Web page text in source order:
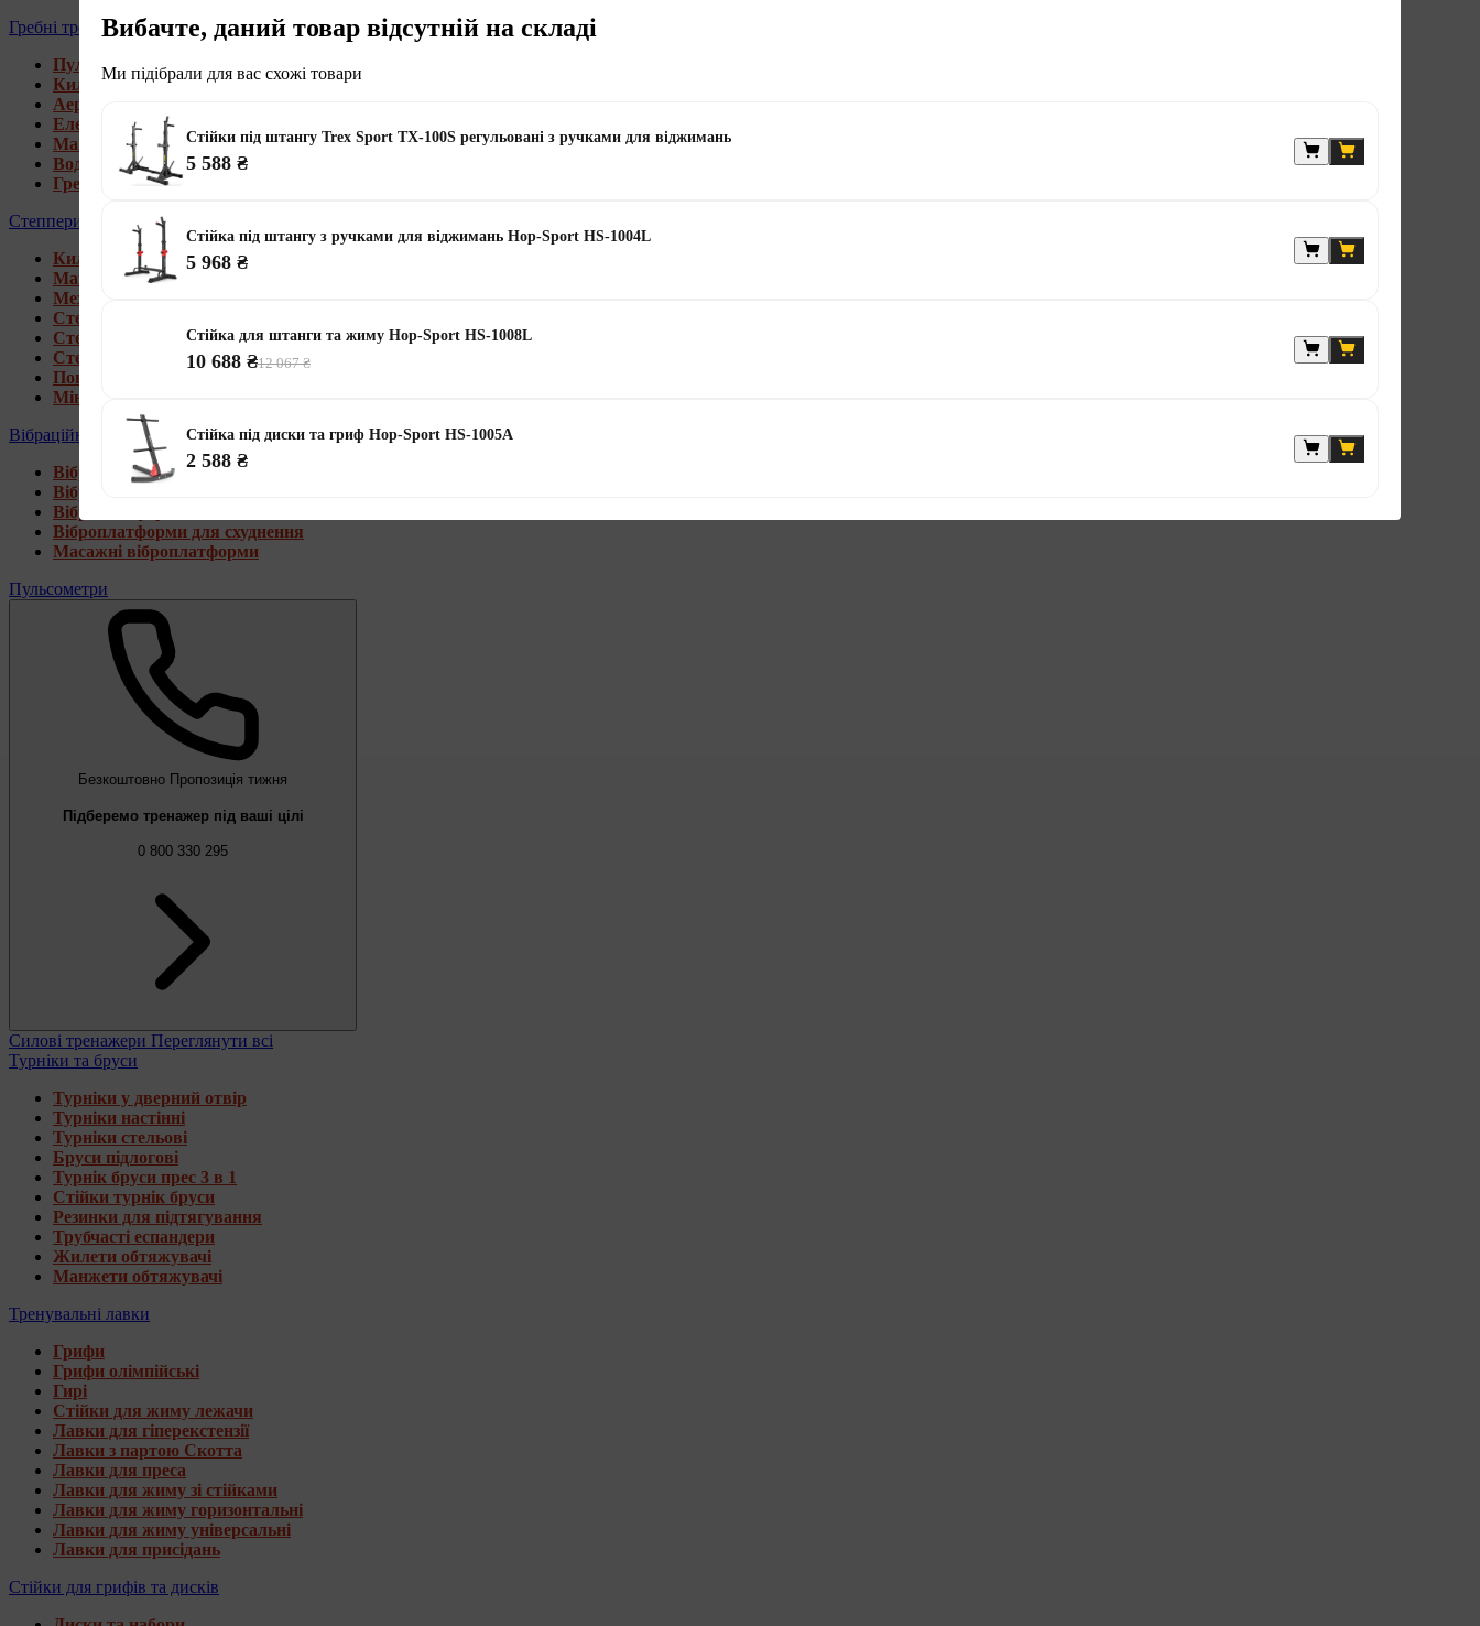
Гребні тренажери
Пульсометри
Килимки під тренажери
Аеромагнітні гребні тренажери
Електромагнітні гребні тренажери
Магнітні гребні тренажери
Водні гребні тренажери
Гребні тренажери для дому
Степпери
Килимки під тренажери
Магнітні степпери
Механічні степпери
Степпери зі стійкою
Степпери з еспандерами
Степпери з рукоятками
Поворотні степпери
Міні степпери
Вібраційні платформи
Віброплатформи для дому
Віброплатформи 4D
Віброплатформи 3D
Віброплатформи для схуднення
Масажні віброплатформи
Пульсометри
Безкоштовно Пропозиція тижня
Підберемо тренажер під ваші цілі
0 800 330 295
Силові тренажери Переглянути всі
Турніки та бруси
Турніки у дверний отвір
Турніки настінні
Турніки стельові
Бруси підлогові
Турнік бруси прес 3 в 1
Стійки турнік бруси
Резинки для підтягування
Трубчасті еспандери
Жилети обтяжувачі
Манжети обтяжувачі
Тренувальні лавки
Грифи
Грифи олімпійські
Гирі
Стійки для жиму лежачи
Лавки для гіперекстензії
Лавки з партою Скотта
Лавки для преса
Лавки для жиму зі стійками
Лавки для жиму горизонтальні
Лавки для жиму універсальні
Лавки для присідань
Стійки для грифів та дисків
Вибачте, даний товар відсутній на складі
Ми підібрали для вас схожі товари
Стійки під штангу Trex Sport TX-100S регульовані з ручками для віджимань
5 588 ₴
Стійка під штангу з ручками для віджимань Hop-Sport HS-1004L
5 968 ₴
Стійка для штанги та жиму Hop-Sport HS-1008L
10 688 ₴12 067 ₴
Стійка під диски та гриф Hop-Sport HS-1005A
2 588 ₴